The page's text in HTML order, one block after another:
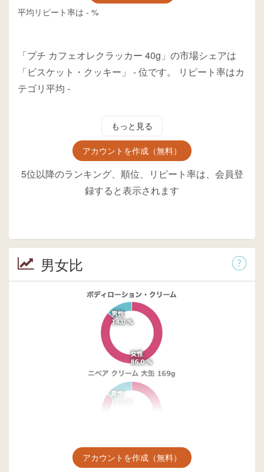
平均リピート率は - %
「プチ カフェオレクラッカー 40g」の市場シェアは
「ビスケット・クッキー」 -位です。
リピート率はカ
テゴリ平均 -
もっと見る
アカウントを作成（無料）
5位以降のランキング、順位、リピート率は、会員登
録すると表示されます
男女比
アカウントを作成（無料）